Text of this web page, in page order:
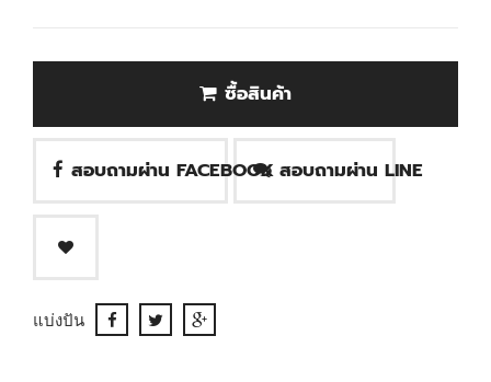
ซื้อสินค้า
สอบถามผ่าน FACEBOOK สอบถามผ่าน LINE
แบ่งปัน